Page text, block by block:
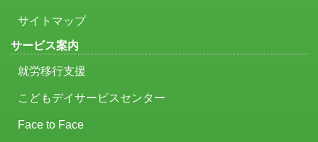
サイトマップ
サービス案内
就労移行支援
こどもデイサービスセンター
Face to Face